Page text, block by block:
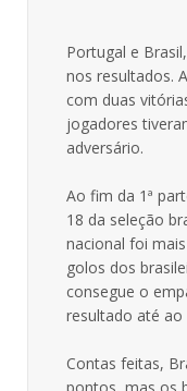
Portugal e
nos resultados.
com duas
jogadores
adversário.
Ao fim da 1ª
18 da seleção
nacional foi
golos dos
consegue o
resultado até ao
Contas feitas,